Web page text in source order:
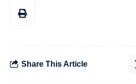
Share This Article